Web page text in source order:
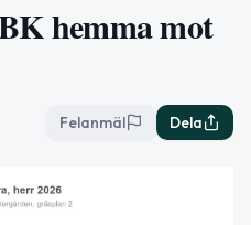
hemma mot
Felanmäl Dela